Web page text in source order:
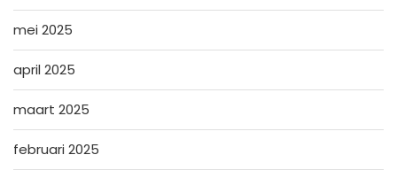
mei 2025
april 2025
maart 2025
februari 2025